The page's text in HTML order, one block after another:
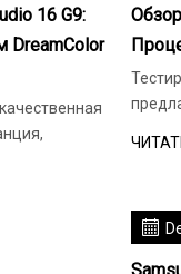
16 G9:
DreamColor